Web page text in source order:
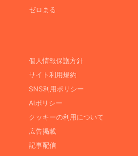
ゼロまる
個人情報保護方針
サイト利用規約
SNS利用ポリシー
AIポリシー
クッキーの利用について
広告掲載
記事配信